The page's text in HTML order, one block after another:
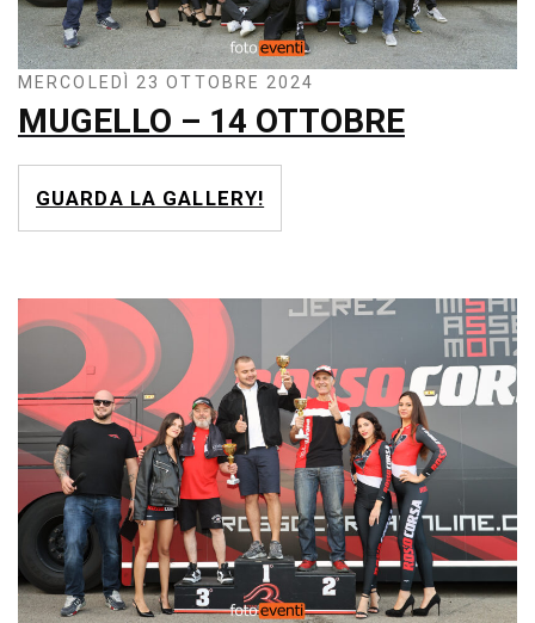
MERCOLEDÌ 23 OTTOBRE 2024
MUGELLO – 14 OTTOBRE
GUARDA LA GALLERY!